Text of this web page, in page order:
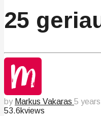
25
by Markus Vakaras 5
53.6kviews